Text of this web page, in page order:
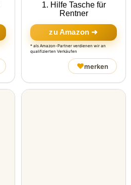
1. Hilfe Tasche für
Rentner
zu Amazon ➜
* als Amazon-Partner verdienen wir an
qualifizierten Verkäufen
♥merken